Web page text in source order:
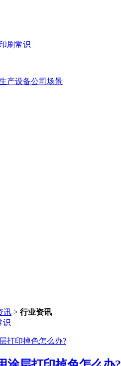
印刷常识
产设备公司场景
讯 > 行业资讯
识